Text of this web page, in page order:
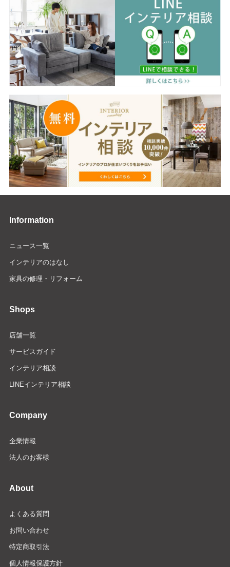
Information
ニュース一覧
インテリアのはなし
家具の修理・リフォーム
Shops
店舗一覧
サービスガイド
インテリア相談
LINEインテリア相談
Company
企業情報
法人のお客様
About
よくある質問
お問い合わせ
特定商取引法
個人情報保護方針